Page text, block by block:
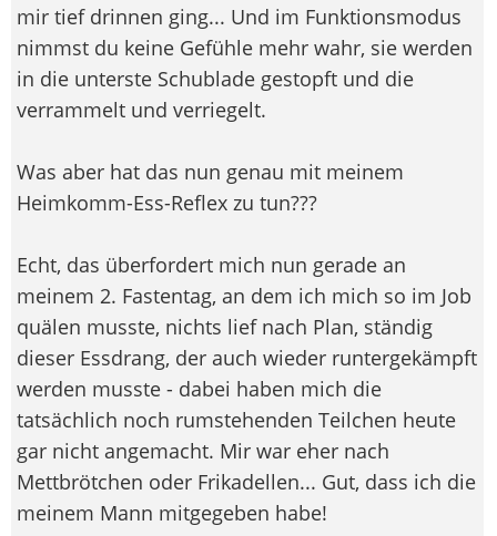
mir tief drinnen ging... Und im Funktionsmodus
nimmst du keine Gefühle mehr wahr, sie werden
in die unterste Schublade gestopft und die
verrammelt und verriegelt.
Was aber hat das nun genau mit meinem
Heimkomm-Ess-Reflex zu tun???
Echt, das überfordert mich nun gerade an
meinem 2. Fastentag, an dem ich mich so im Job
quälen musste, nichts lief nach Plan, ständig
dieser Essdrang, der auch wieder runtergekämpft
werden musste - dabei haben mich die
tatsächlich noch rumstehenden Teilchen heute
gar nicht angemacht. Mir war eher nach
Mettbrötchen oder Frikadellen... Gut, dass ich die
meinem Mann mitgegeben habe!